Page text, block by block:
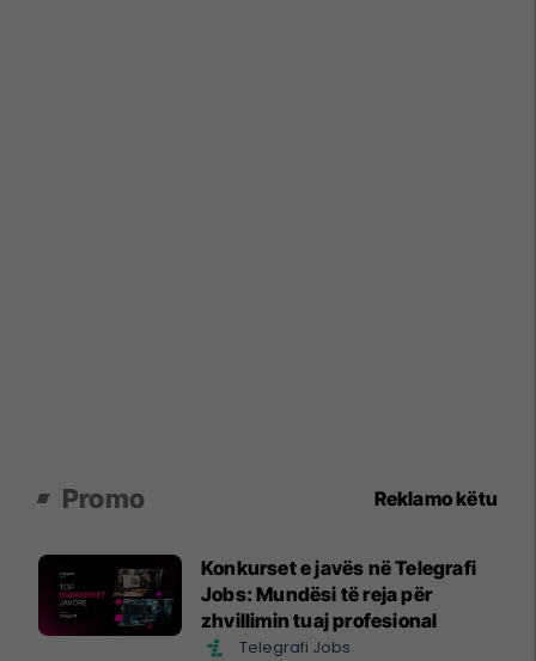
Promo Reklamo këtu
Konkurset e javës në Telegrafi
Jobs: Mundësi të reja për
zhvillimin tuaj profesional
Telegrafi Jobs